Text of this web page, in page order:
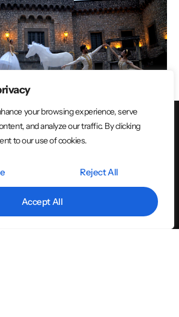
your browsing experience, serve
and analyze our traffic. By clicking
to our use of cookies.
Reject All
Accept All
Home
Contattaci
Privacy